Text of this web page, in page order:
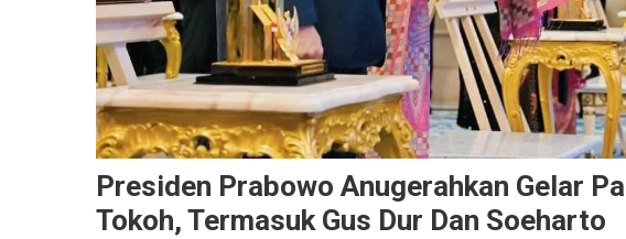
Presiden Prabowo Anugerahkan Gelar
Tokoh, Termasuk Gus Dur Dan Soeharto